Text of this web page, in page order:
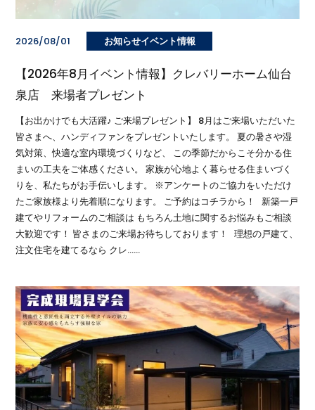
2026/08/01 お知らせイベント情報
【2026年8月イベント情報】クレバリーホーム仙台
泉店 来場者プレゼント
【お出かけでも大活躍♪ ご来場プレゼント】 8月はご来場いただいた
皆さまへ、ハンディファンをプレゼントいたします。 夏の暑さや湿
気対策、快適な室内環境づくりなど、 この季節だからこそ分かる住
まいの工夫をご体感ください。 家族が心地よく暮らせる住まいづく
りを、私たちがお手伝いします。 ※アンケートのご協力をいただけ
たご家族様より先着順になります。 ご予約はコチラから！ 新築一戸
建てやリフォームのご相談は もちろん土地に関するお悩みもご相談
大歓迎です！ 皆さまのご来場お待ちしております！ 理想の戸建て、
注文住宅を建てるなら クレ……